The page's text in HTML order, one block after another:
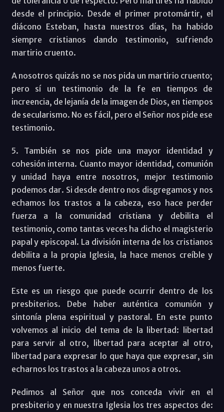
desde el principio. Desde el primer protomártir, el
diácono Esteban, hasta nuestros días, ha habido
siempre cristianos dando testimonio, sufriendo
martirio cruento.
A nosotros quizás no se nos pida un martirio cruento;
pero sí un testimonio de la fe en tiempos de
increencia, de lejanía de la imagen de Dios, en tiempos
de secularismo. No es fácil, pero el Señor nos pide ese
testimonio.
5. También se nos pide una mayor identidad y
cohesión interna. Cuanto mayor identidad, comunión
y unidad haya entre nosotros, mejor testimonio
podemos dar. Si desde dentro nos disgregamos y nos
echamos los trastos a la cabeza, eso hace perder
fuerza a la comunidad cristiana y debilita el
testimonio, como tantas veces ha dicho el magisterio
papal y episcopal. La división interna de los cristianos
debilita a la propia Iglesia, la hace menos creíble y
menos fuerte.
Este es un riesgo que puede ocurrir dentro de los
presbiterios. Debe haber auténtica comunión y
sintonía plena espiritual y pastoral. En este punto
volvemos al inicio del tema de la libertad: libertad
para servir al otro, libertad para aceptar al otro,
libertad para expresar lo que haya que expresar, sin
echarnos los trastos a la cabeza unos a otros.
Pedimos al Señor que nos conceda vivir en el
presbiterio y en nuestra Iglesia los tres aspectos de: